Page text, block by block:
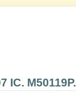
IC. M50119P.